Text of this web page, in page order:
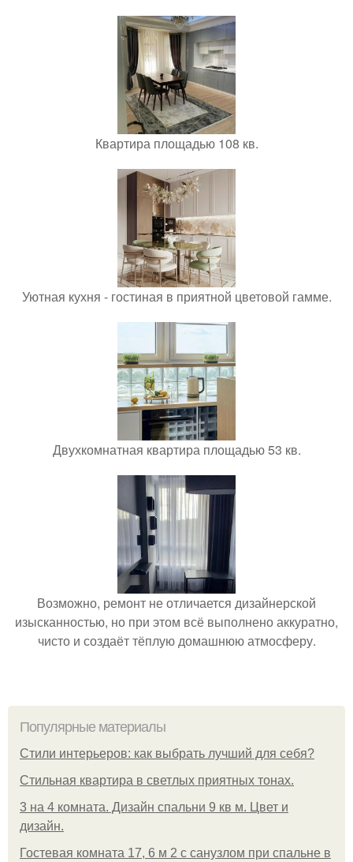
Квартира площадью 108 кв.
Уютная кухня - гостиная в приятной цветовой гамме.
Двухкомнатная квартира площадью 53 кв.
Возможно, ремонт не отличается дизайнерской
изысканностью, но при этом всё выполнено аккуратно,
чисто и создаёт тёплую домашнюю атмосферу.
Популярные материалы
Стили интерьеров: как выбрать лучший для себя?
Стильная квартира в светлых приятных тонах.
3 на 4 комната. Дизайн спальни 9 кв м. Цвет и
дизайн.
Гостевая комната 17, 6 м 2 с санузлом при спальне в